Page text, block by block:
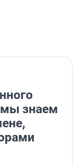
мы знаем